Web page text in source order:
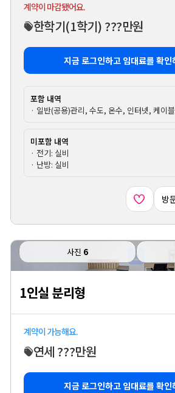
계약이 마감됐어요.
한학기(1학기) ???만원
지금 로그인하고 임대료를 확인
포함 내역
· 일반(공용)관리, 수도, 온수, 인터넷, 케이
미포함 내역
· 전기: 실비
· 난방: 실비
방
사진 6
1인실 분리형
계약이 가능해요.
연세 ???만원
지금 로그인하고 임대료를 확인